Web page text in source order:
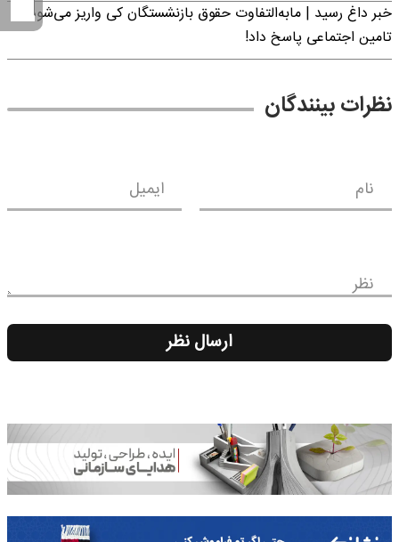
خبر داغ رسید | مابه‌التفاوت حقوق بازنشستگان کی واریز می‌شود؟ |
تامین اجتماعی پاسخ داد!
نظرات بینندگان
نام ایمیل
نظر
ارسال نظر